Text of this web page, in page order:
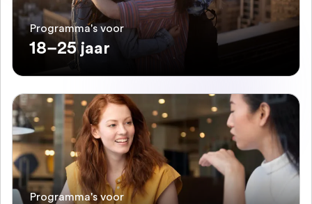
Programma's voor
18–25 jaar
Programma's voor